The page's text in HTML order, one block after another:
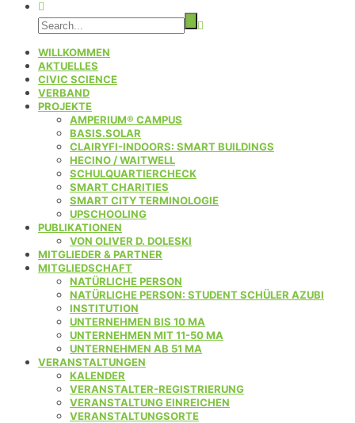
WILLKOMMEN
AKTUELLES
CIVIC SCIENCE
VERBAND
PROJEKTE
AMPERIUM® CAMPUS
BASIS.SOLAR
CLAIRYFI-INDOORS: SMART BUILDINGS
HECINO / WAITWELL
SCHULQUARTIERCHECK
SMART CHARITIES
SMART CITY TERMINOLOGIE
UPSCHOOLING
PUBLIKATIONEN
VON OLIVER D. DOLESKI
MITGLIEDER & PARTNER
MITGLIEDSCHAFT
NATÜRLICHE PERSON
NATÜRLICHE PERSON: STUDENT SCHÜLER AZUBI
INSTITUTION
UNTERNEHMEN BIS 10 MA
UNTERNEHMEN MIT 11-50 MA
UNTERNEHMEN AB 51 MA
VERANSTALTUNGEN
KALENDER
VERANSTALTER-REGISTRIERUNG
VERANSTALTUNG EINREICHEN
VERANSTALTUNGSORTE